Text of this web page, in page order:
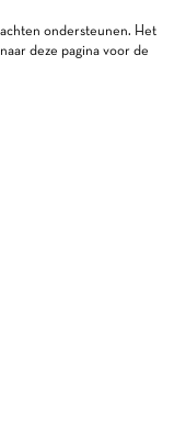
ondersteunen. Het
deze pagina voor de